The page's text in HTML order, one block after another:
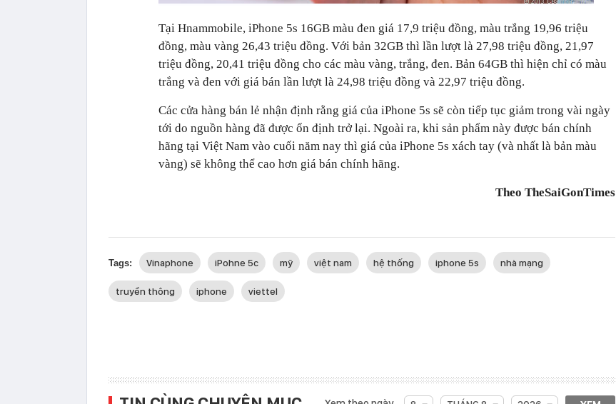
Tại Hnammobile, iPhone 5s 16GB màu đen giá 17,9 triệu đồng, màu trắng 19,96 triệu
đồng, màu vàng 26,43 triệu đồng. Với bản 32GB thì lần lượt là 27,98 triệu đồng, 21,97
triệu đồng, 20,41 triệu đồng cho các màu vàng, trắng, đen. Bản 64GB thì hiện chỉ có màu
trắng và đen với giá bán lần lượt là 24,98 triệu đồng và 22,97 triệu đồng.
Các cửa hàng bán lẻ nhận định rằng giá của iPhone 5s sẽ còn tiếp tục giảm trong vài ngày
tới do nguồn hàng đã được ổn định trở lại. Ngoài ra, khi sản phẩm này được bán chính
hãng tại Việt Nam vào cuối năm nay thì giá của iPhone 5s xách tay (và nhất là bản màu
vàng) sẽ không thể cao hơn giá bán chính hãng.
Theo TheSaiGonTimes
Tags: Vinaphone iPohne 5c mỹ việt nam hệ thống iphone 5s nhà mạng
truyền thông iphone viettel